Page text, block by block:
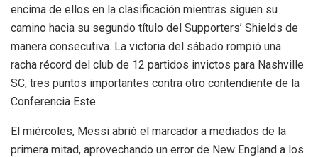
encima de ellos en la clasificación mientras siguen su
camino hacia su segundo título del Supporters’ Shields de
manera consecutiva. La victoria del sábado rompió una
racha récord del club de 12 partidos invictos para Nashville
SC, tres puntos importantes contra otro contendiente de la
Conferencia Este.
El miércoles, Messi abrió el marcador a mediados de la
primera mitad, aprovechando un error de New England a los